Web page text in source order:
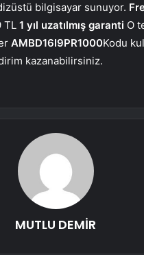
bilgisayar sunuyor.
TL 1 yıl uzatılmış garanti O
AMBD16I9PR1000Kodu
kazanabilirsiniz.
MUTLU DEMİR